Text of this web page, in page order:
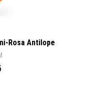
Rosa Antilope